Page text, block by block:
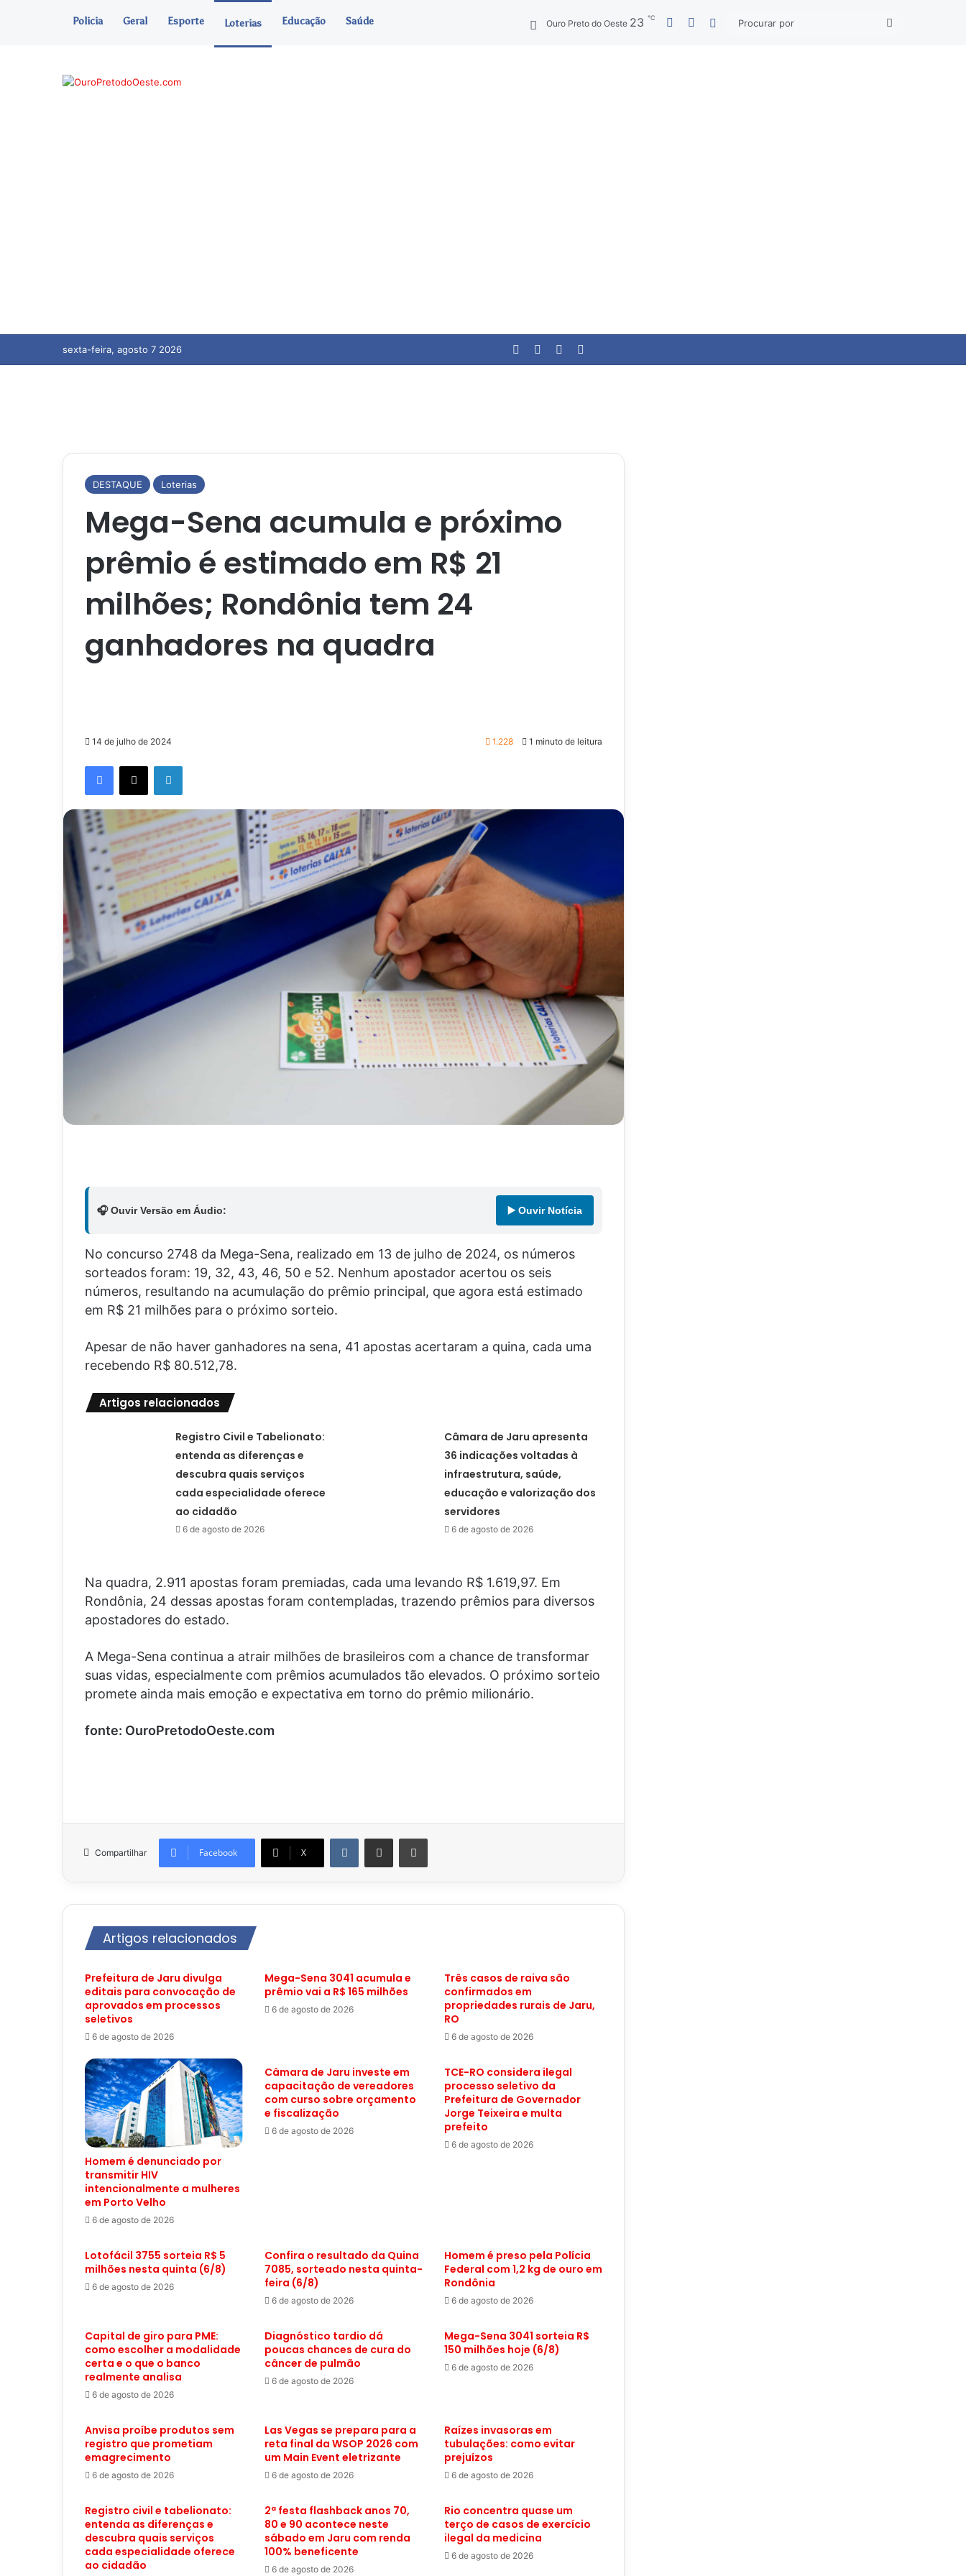
Policia Geral Esporte Loterias Educação Saúde Ouro Preto do Oeste 23 ℃ FacebookYouTube
Entrar
Procurar
sexta-feira, agosto 7 2026 FacebookYouTube
Entrar
DESTAQUE Loterias
Mega-Sena acumula e próximo
prêmio é estimado em R$ 21
milhões; Rondônia tem 24
ganhadores na quadra
14 de julho de 2024 1.228 1 minuto de leitura
Facebook
X Linkedin
🎧 Ouvir Versão em Áudio: ▶️ Ouvir Notícia
No concurso 2748 da Mega-Sena, realizado em 13 de julho de 2024, os números
sorteados foram: 19, 32, 43, 46, 50 e 52. Nenhum apostador acertou os seis
números, resultando na acumulação do prêmio principal, que agora está estimado
em R$ 21 milhões para o próximo sorteio.
Apesar de não haver ganhadores na sena, 41 apostas acertaram a quina, cada uma
recebendo R$ 80.512,78.
Artigos relacionados
Registro Civil e Tabelionato:
entenda as diferenças e
descubra quais serviços
cada especialidade oferece
ao cidadão
6 de agosto de 2026
Câmara de Jaru apresenta
36 indicações voltadas à
infraestrutura, saúde,
educação e valorização dos
servidores
6 de agosto de 2026
Na quadra, 2.911 apostas foram premiadas, cada uma levando R$ 1.619,97. Em
Rondônia, 24 dessas apostas foram contempladas, trazendo prêmios para diversos
apostadores do estado.
A Mega-Sena continua a atrair milhões de brasileiros com a chance de transformar
suas vidas, especialmente com prêmios acumulados tão elevados. O próximo sorteio
promete ainda mais emoção e expectativa em torno do prêmio milionário.
fonte: OuroPretodoOeste.com
Compartilhar Facebook X
VK Compartilhar via e-mail Imprimir
Artigos relacionados
Prefeitura de Jaru divulga
editais para convocação de
aprovados em processos
seletivos
6 de agosto de 2026
Mega-Sena 3041 acumula e
prêmio vai a R$ 165 milhões
6 de agosto de 2026
Três casos de raiva são
confirmados em
propriedades rurais de Jaru,
RO
6 de agosto de 2026
Homem é denunciado por
transmitir HIV
intencionalmente a mulheres
em Porto Velho
6 de agosto de 2026
Câmara de Jaru investe em
capacitação de vereadores
com curso sobre orçamento
e fiscalização
6 de agosto de 2026
TCE-RO considera ilegal
processo seletivo da
Prefeitura de Governador
Jorge Teixeira e multa
prefeito
6 de agosto de 2026
Lotofácil 3755 sorteia R$ 5
milhões nesta quinta (6/8)
6 de agosto de 2026
Confira o resultado da Quina
7085, sorteado nesta quinta-
feira (6/8)
6 de agosto de 2026
Homem é preso pela Polícia
Federal com 1,2 kg de ouro em
Rondônia
6 de agosto de 2026
Capital de giro para PME:
como escolher a modalidade
certa e o que o banco
realmente analisa
6 de agosto de 2026
Diagnóstico tardio dá
poucas chances de cura do
câncer de pulmão
6 de agosto de 2026
Mega-Sena 3041 sorteia R$
150 milhões hoje (6/8)
6 de agosto de 2026
Anvisa proíbe produtos sem
registro que prometiam
emagrecimento
6 de agosto de 2026
Las Vegas se prepara para a
reta final da WSOP 2026 com
um Main Event eletrizante
6 de agosto de 2026
Raízes invasoras em
tubulações: como evitar
prejuízos
6 de agosto de 2026
Registro civil e tabelionato:
entenda as diferenças e
descubra quais serviços
cada especialidade oferece
ao cidadão
2ª festa flashback anos 70,
80 e 90 acontece neste
sábado em Jaru com renda
100% beneficente
6 de agosto de 2026
Rio concentra quase um
terço de casos de exercício
ilegal da medicina
6 de agosto de 2026